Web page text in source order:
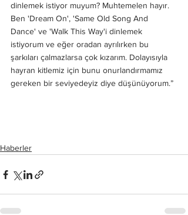
dinlemek istiyor muyum? Muhtemelen hayır.
Ben 'Dream On', 'Same Old Song And
Dance' ve 'Walk This Way'i dinlemek
istiyorum ve eğer oradan ayrılırken bu
şarkıları çalmazlarsa çok kızarım. Dolayısıyla
hayran kitlemiz için bunu onurlandırmamız
gereken bir seviyedeyiz diye düşünüyorum.”
Haberler